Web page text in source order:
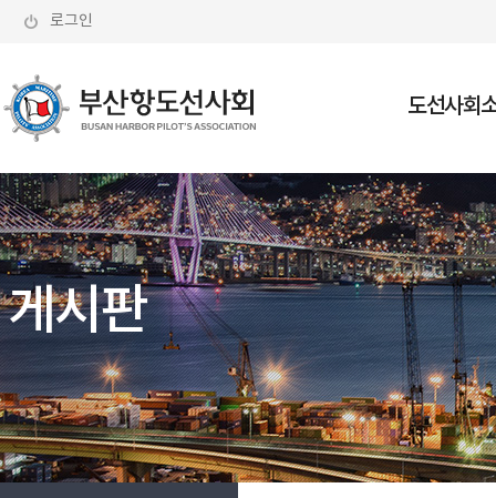
로그인
부산항도선사회는
보다 안전한 선박, 보다 깨끗한 바다를
지향합니다.
도선사회
회장인사
조직도
도선선 현
도선사 소
오시는 길
게시판